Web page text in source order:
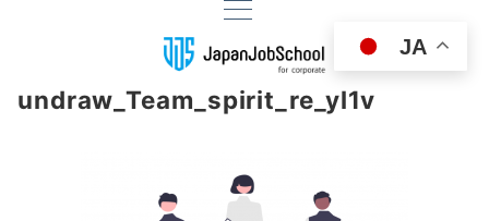
undraw_Team_spirit_re_yl1v
JA